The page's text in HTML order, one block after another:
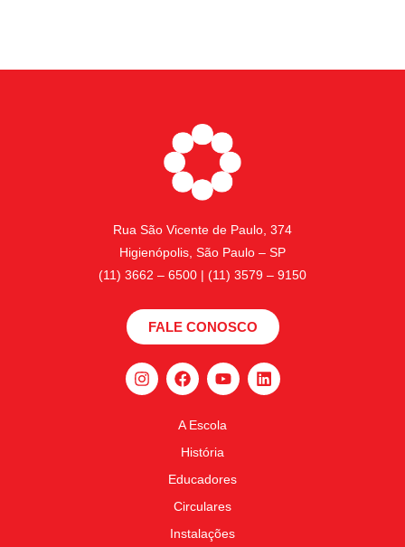
Rua São Vicente de Paulo, 374
Higienópolis, São Paulo – SP
(11) 3662 – 6500 | (11) 3579 – 9150
FALE CONOSCO
A Escola
História
Educadores
Circulares
Instalações